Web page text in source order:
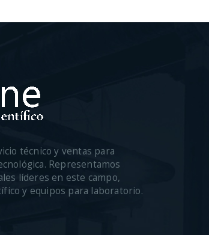
técnico y ventas para
Representamos
líderes en este campo,
y equipos para laboratorio.